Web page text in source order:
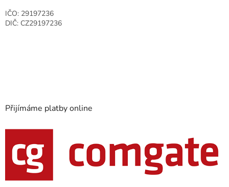
IČO: 29197236
DIČ: CZ29197236
Přijímáme platby online